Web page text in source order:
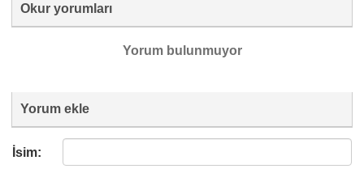
Okur yorumları
Yorum bulunmuyor
Yorum ekle
İsim: